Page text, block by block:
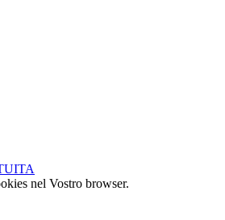
nel Vostro browser.